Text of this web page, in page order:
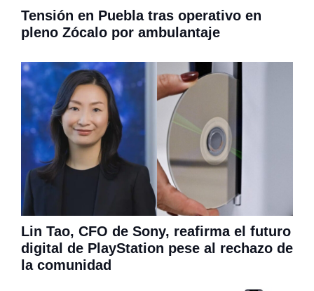
Tensión en Puebla tras operativo en
pleno Zócalo por ambulantaje
Lin Tao, CFO de Sony, reafirma el futuro
digital de PlayStation pese al rechazo de
la comunidad